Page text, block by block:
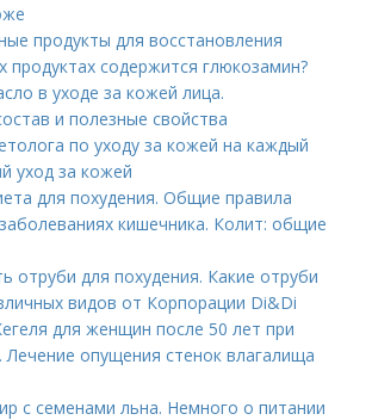
продукты для восстановления
продуктах содержится глюкозамин?
в уходе за кожей лица.
и полезные свойства
по уходу за кожей на каждый
уход за кожей
для похудения. Общие правила
кишечника. Колит: общие
отруби для похудения. Какие отруби
видов от Корпорации Di&Di
для женщин после 50 лет при
опущения стенок влагалища
с семенами льна. Немного о питании